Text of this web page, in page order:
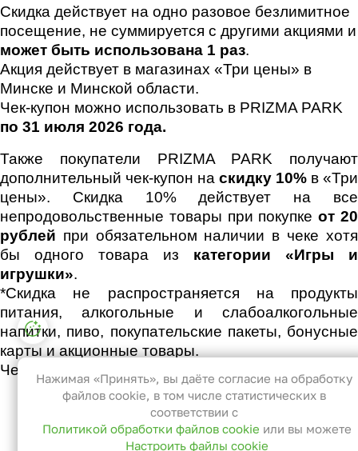
Скидка действует на одно разовое безлимитное
посещение, не суммируется с другими акциями и
может быть использована 1 раз.
Акция действует в магазинах «Три цены» в
Минске и Минской области.
Чек-купон можно использовать в PRIZMA PARK
по 31 июля 2026 года.
Также покупатели PRIZMA PARK получают
дополнительный чек-купон на скидку 10% в «Три
цены». Скидка 10% действует на все
непродовольственные товары при покупкеот 20
рублей при обязательном наличии в чеке хотя
бы одного товара из категории «Игры и
игрушки».
*Скидка не распространяется на продукты
питания, алкогольные и слабоалкогольные
напитки, пиво, покупательские пакеты, бонусные
карты и акционные товары.
Чек-купон действует по
Настройки файлов cookie
Функциональные
Эти файлы необходимы для
функционирования сайта и не могут
быть отключены в наших системах. Вы
можете настроить браузер так, чтобы
Нажимая «Принять», вы даёте согласие на обработку
файлов cookie, в том числе статистических в
соответствии с
Политикой обработки файлов cookie или вы можете
Настроить файлы cookie